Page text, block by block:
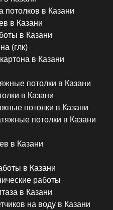
потолков в Казани
в Казани
в Казани
(глк)
в Казани
потолки в Казани
в Казани
потолки в Казани
потолки в Казани
в Казани
в Казани
работы
в Казани
на воду в Казани